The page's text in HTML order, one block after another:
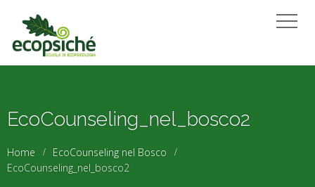
EcoCounseling_nel_bosco2
Home
EcoCounseling nel Bosco
EcoCounseling_nel_bosco2